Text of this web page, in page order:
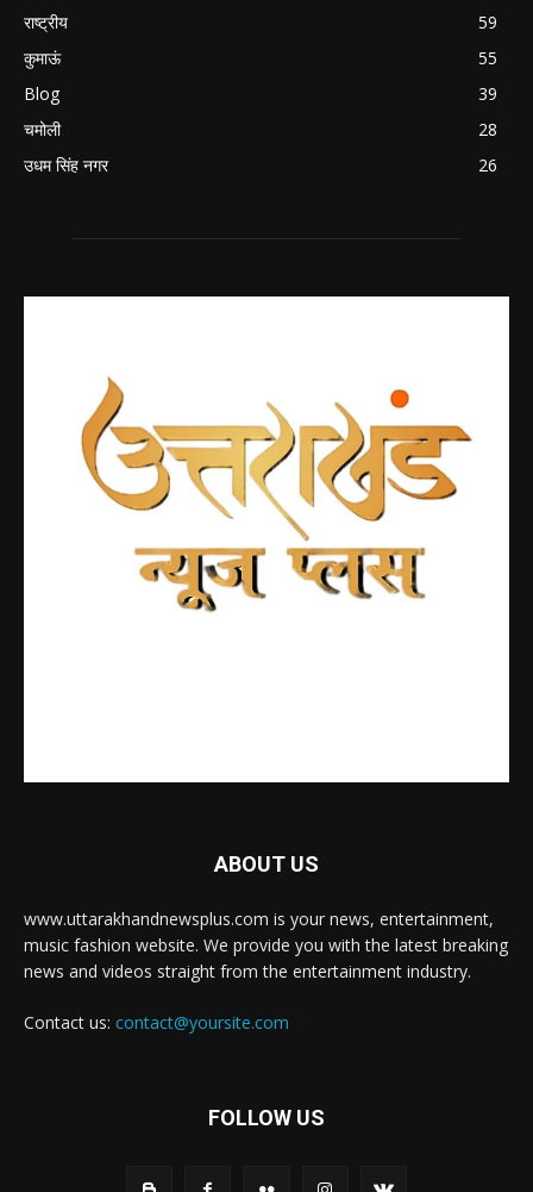
राष्ट्रीय
59
कुमाऊं
55
Blog
39
चमोली
28
उधम सिंह नगर
26
ABOUT US
www.uttarakhandnewsplus.com is your news, entertainment,
music fashion website. We provide you with the latest breaking
news and videos straight from the entertainment industry.
Contact us: contact@yoursite.com
FOLLOW US